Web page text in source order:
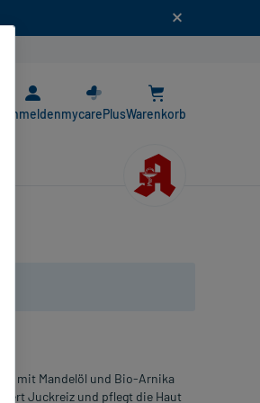
AnmeldenmycarePlusWarenkorb
mit Mandelöl und Bio-Arnika
Juckreiz und pflegt die Haut